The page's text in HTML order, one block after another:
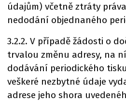
údajům) včetně ztráty
nedodání objednaného
3.2.2. V případě žádosti o
trvalou změnu adresy, na
dodávání periodického
veškeré nezbytné údaje
adrese jeho shora